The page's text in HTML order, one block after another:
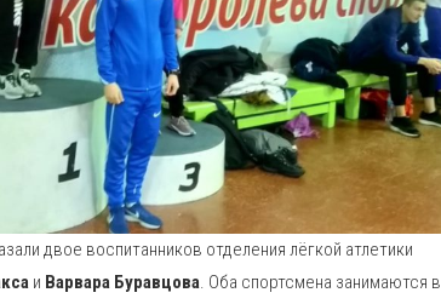
двое воспитанников отделения лёгкой атлетики
и Варвара Буравцова. Оба спортсмена занимаются в